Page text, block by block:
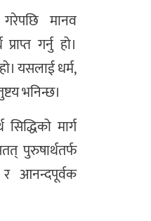
गरेपछि मानव
गर्नु हो।
यसलाई धर्म,
भनिन्छ।
मार्ग
पुरुषार्थतर्फ
आनन्दपूर्वक